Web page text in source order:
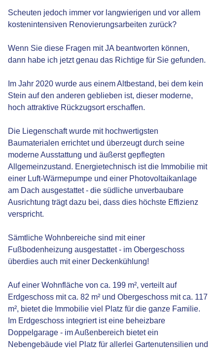
Scheuten jedoch immer vor langwierigen und vor allem
kostenintensiven Renovierungsarbeiten zurück?
Wenn Sie diese Fragen mit JA beantworten können,
dann habe ich jetzt genau das Richtige für Sie gefunden.
Im Jahr 2020 wurde aus einem Altbestand, bei dem kein
Stein auf den anderen geblieben ist, dieser moderne,
hoch attraktive Rückzugsort erschaffen.
Die Liegenschaft wurde mit hochwertigsten
Baumaterialen errichtet und überzeugt durch seine
moderne Ausstattung und äußerst gepflegten
Allgemeinzustand. Energietechnisch ist die Immobilie mit
einer Luft-Wärmepumpe und einer Photovoltaikanlage
am Dach ausgestattet - die südliche unverbaubare
Ausrichtung trägt dazu bei, dass dies höchste Effizienz
verspricht.
Sämtliche Wohnbereiche sind mit einer
Fußbodenheizung ausgestattet - im Obergeschoss
überdies auch mit einer Deckenkühlung!
Auf einer Wohnfläche von ca. 199 m², verteilt auf
Erdgeschoss mit ca. 82 m² und Obergeschoss mit ca. 117
m², bietet die Immobilie viel Platz für die ganze Familie.
Im Erdgeschoss integriert ist eine beheizbare
Doppelgarage - im Außenbereich bietet ein
Nebengebäude viel Platz für allerlei Gartenutensilien und